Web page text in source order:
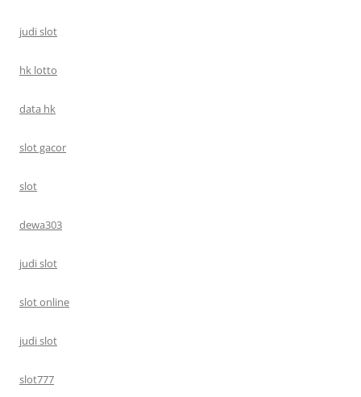
judi slot
hk lotto
data hk
slot gacor
slot
dewa303
judi slot
slot online
judi slot
slot777